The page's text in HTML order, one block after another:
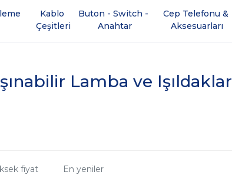
Kablo
Çeşitleri
Buton - Switch -
Anahtar
Cep Telefonu &
Aksesuarları
Lamba ve Işıldaklar
fiyat En yeniler